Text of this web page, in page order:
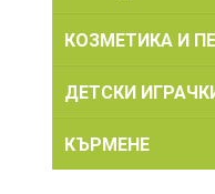
КОЗМЕТИКА И
ДЕТСКИ
КЪРМЕНЕ